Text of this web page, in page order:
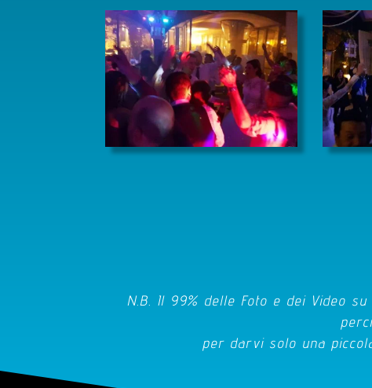
N.B. Il 99% delle Foto e dei Video
per darvi solo una